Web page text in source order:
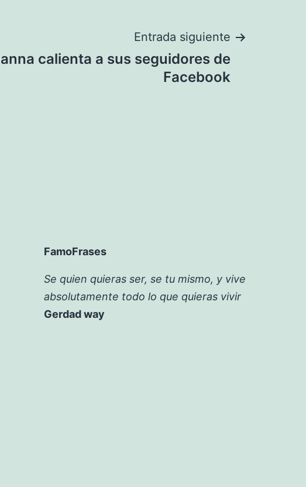
Entrada siguiente
calienta a sus seguidores de
Facebook
FamoFrases
Se quien quieras ser, se tu mismo, y vive
absolutamente todo lo que quieras vivir
Gerdad way